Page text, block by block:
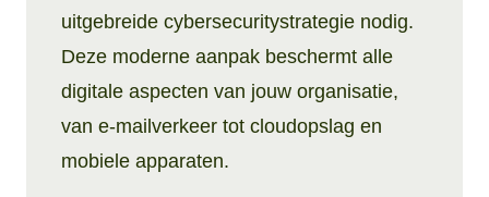
uitgebreide cybersecuritystrategie nodig.
Deze moderne aanpak beschermt alle
digitale aspecten van jouw organisatie,
van e-mailverkeer tot cloudopslag en
mobiele apparaten.